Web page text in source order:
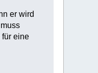
er wird
für eine